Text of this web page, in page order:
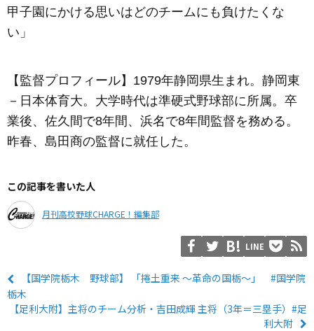
甲子園にかける思いはどのチームにも負けたくな
い」
【監督プロフィール】1979年静岡県生まれ。静岡東
－日本体育大。大学時代は準硬式野球部に所属。卒
業後、佐久間で8年間、浜名で8年間監督を務める。
昨春、島田商の監督に就任した。
この記事を書いた人
月刊高校野球CHARGE！編集部
LINE
【国学院栃木 野球部】 「捲土重来 〜革命の国栃〜」 #国学院
栃木
【足利大附】主将のチーム分析・吉田成輝 主将（3年＝三塁手）#足
利大附